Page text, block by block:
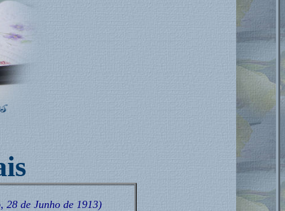
28 de Junho de 1913)